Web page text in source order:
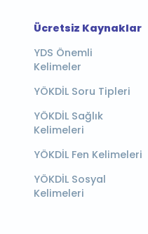
Ücretsiz Kaynaklar
YDS Önemli
Kelimeler
YÖKDİL Soru Tipleri
YÖKDİL Sağlık
Kelimeleri
YÖKDİL Fen Kelimeleri
YÖKDİL Sosyal
Kelimeleri